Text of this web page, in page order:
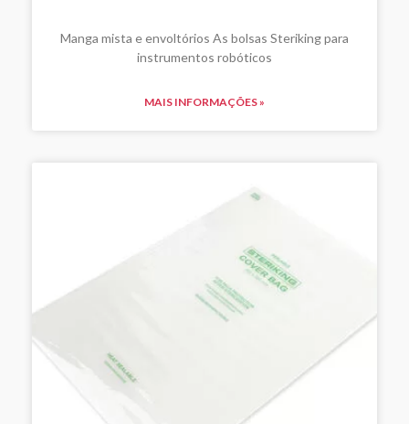
Manga mista e envoltórios As bolsas Steriking para
instrumentos robóticos
MAIS INFORMAÇÕES »